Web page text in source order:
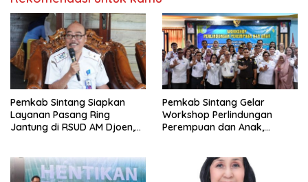
Pemkab Sintang Siapkan
Layanan Pasang Ring
Jantung di RSUD AM Djoen,
Pemkab Sintang Gelar
Workshop Perlindungan
Perempuan dan Anak,